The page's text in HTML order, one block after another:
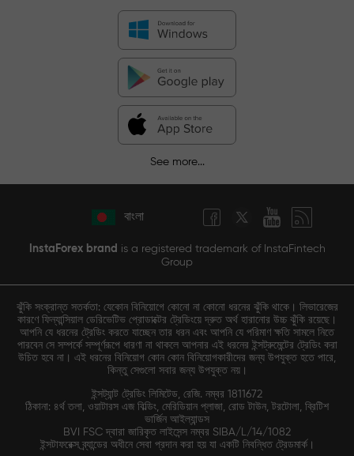
See more...
বাংলা
InstaForex brand is a registered trademark of InstaFintech
Group
ঝুঁকি সংক্রান্ত সতর্কতা: যেকোন বিনিয়োগে কোনো না কোনো ধরনের ঝুঁকি থাকে। লিভারেজের
কারণে ফিন্যান্সিয়াল ডেরিভেটিভ প্রোডাক্টের ট্রেডিংয়ে দ্রুত অর্থ হারানোর উচ্চ ঝুঁকি রয়েছে।
আপনি যে ধরনের ট্রেডিং করতে যাচ্ছেন তার ধরন এবং আপনি যে পরিমাণ ক্ষতি সামলে নিতে
পারবেন সে সম্পর্কে সম্পূর্ণরূপে ধারণা না থাকলে আপনার এই ধরনের ইন্সট্রুমেন্টের ট্রেডিং করা
উচিত হবে না। এই ধরনের বিনিয়োগ কোন কোন বিনিয়োগকারীদের জন্য উপযুক্ত হতে পারে,
কিন্তু সেগুলো সবার জন্য উপযুক্ত নয়।
ইন্সট্যান্ট ট্রেডিং লিমিটেড, রেজি. নম্বর 1811672
ঠিকানা: ৪র্থ তলা, ওয়াটারস এজ বিল্ডিং, মেরিডিয়ান প্লাজা, রোড টাউন, টরটোলা, ব্রিটিশ
ভার্জিন আইল্যান্ডস
BVI FSC দ্বারা জারিকৃত লাইসেন্স নম্বর SIBA/L/14/1082
ইন্সটাফরেক্স ব্র্যান্ডের অধীনে সেবা প্রদান করা হয় যা একটি নিবন্ধিত ট্রেডমার্ক।